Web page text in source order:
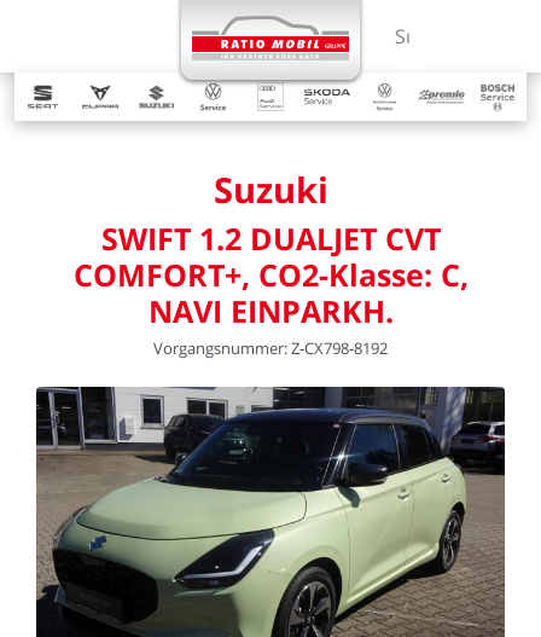
Suchbegriff
Suzuki
SWIFT 1.2 DUALJET CVT
COMFORT+, CO2-Klasse: C,
NAVI EINPARKH.
Vorgangsnummer:Z-CX798-8192